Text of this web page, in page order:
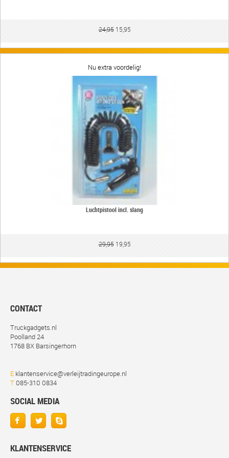
24,9515,95
Nu extra voordelig!
Luchtpistool incl. slang
29,9519,95
CONTACT
Truckgadgets.nl
Poolland 24
1768 BX Barsingerhorn
E klantenservice@verleijtradingeurope.nl
T085-310 0834
SOCIAL MEDIA
KLANTENSERVICE